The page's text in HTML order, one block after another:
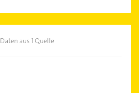
Daten aus 1 Quelle